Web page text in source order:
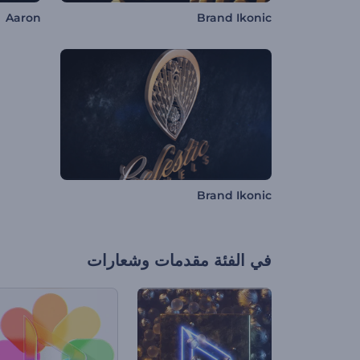
Brand Ikonic
Aaron
Brand Ikonic
في الفئة مقدمات وشعارات